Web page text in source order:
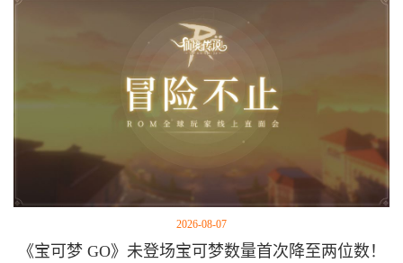
2026-08-07
《宝可梦 GO》未登场宝可梦数量首次降至两位数！